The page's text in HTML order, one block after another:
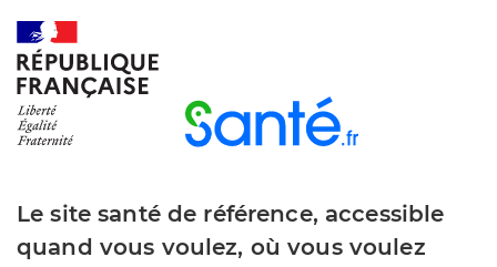
Le site santé de référence, accessible
quand vous voulez, où vous voulez